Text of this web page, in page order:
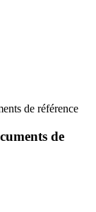
de référence
de